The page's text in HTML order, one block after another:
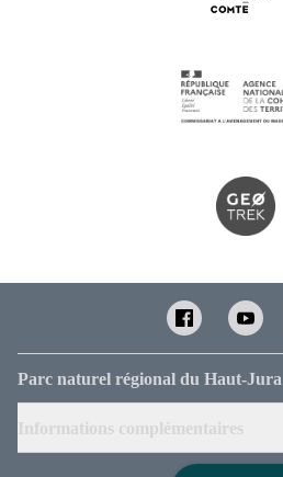
Parc naturel régional du Haut-Jura
Informations complémentaires